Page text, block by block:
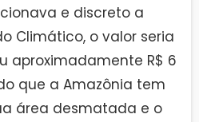
e discreto a
Climático, o valor seria
aproximadamente R$ 6
que a Amazônia tem
área desmatada e o